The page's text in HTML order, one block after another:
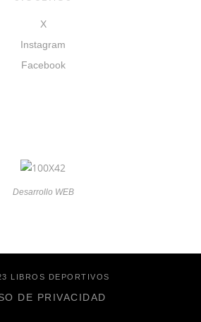
X
Instagram
Facebook
Desarrollo WEB
LIBROS DEPORTIVOS
DE PRIVACIDAD